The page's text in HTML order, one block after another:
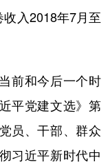
عربى
한국어
入2018年7月至
前和今后一个时
平党建文选》第
员、干部、群众
习近平新时代中